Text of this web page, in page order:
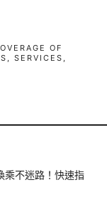
OF
SERVICES,
乘不迷路！快速指